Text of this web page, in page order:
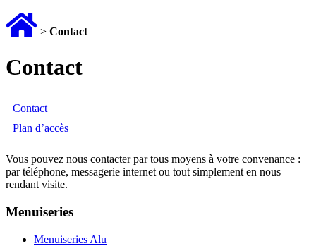
> Contact
Contact
Contact
Plan d’accès
Vous pouvez nous contacter par tous moyens à votre convenance :
par téléphone, messagerie internet ou tout simplement en nous
rendant visite.
Menuiseries
Menuiseries Alu